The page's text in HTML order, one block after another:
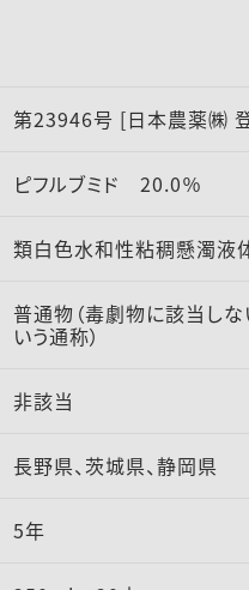
第23946号 [日本農薬㈱
ピフルブミド 20.0％
類白色水和性粘稠懸濁液
普通物（毒劇物に該当し
いう通称）
非該当
長野県、茨城県、静岡県
5年